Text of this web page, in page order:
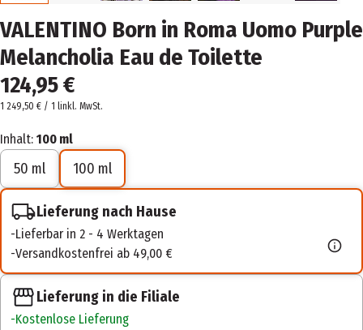
VALENTINO Born in Roma Uomo Purple
Melancholia Eau de Toilette
124,95 €
1 249,50 € / 1 linkl. MwSt.
Inhalt: 100 ml
50 ml 100 ml
Lieferung nach Hause
Lieferbar in 2 - 4 Werktagen
Versandkostenfrei ab 49,00 €
Lieferung in die Filiale
Kostenlose Lieferung